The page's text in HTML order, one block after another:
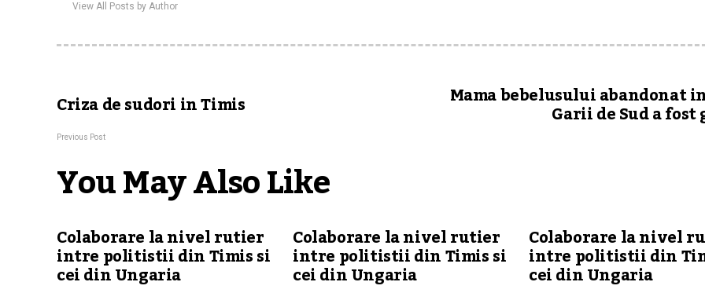
View All Posts by Author
Criza de sudori in Timis
Previous Post
Mama bebelusului abandonat
Garii de Sud a fost
You May Also Like
Colaborare la nivel rutier
intre politistii din Timis si
cei din Ungaria
Colaborare la nivel rutier
intre politistii din Timis si
cei din Ungaria
Colaborare la nivel
intre politistii din
cei din Ungaria